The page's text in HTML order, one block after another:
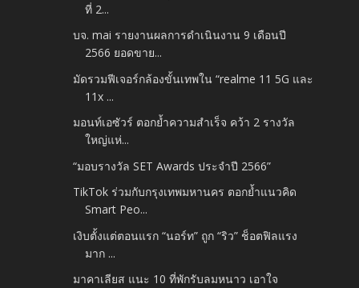
ที่ 2...
บจ. mai รายงานผลการดำเนินงาน 9 เดือนปี
2566 ยอดขาย...
มัดรวมฟีเจอร์กล้องขั้นเทพใน “realme 11 5G และ
11x ...
มอนท์เอซัวร์ ตอกย้ำความสำเร็จ คว้า 2 รางวัล
ใหญ่แห่...
“มอบรางวัล SET Awards ประจำปี 2566”
TikTok ร่วมกับกรุงเทพมหานคร ตอกย้ำแนวคิด
Smart Peo...
เงิบตั้งแต่ตอนแรก “นอร์ท” ถูก “ริว” ช็อตฟิลแรง
มาก ...
มาคาเลียส แนะ 10 ที่พักรับลมหนาว เอาใจ